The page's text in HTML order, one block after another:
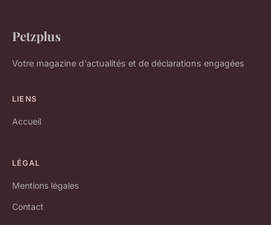
Petzplus
Votre magazine d'actualités et de déclarations engagées
LIENS
Accueil
LÉGAL
Mentions légales
Contact